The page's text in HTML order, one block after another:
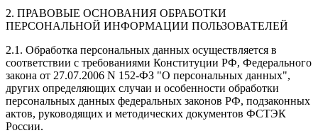
2. ПРАВОВЫЕ ОСНОВАНИЯ ОБРАБОТКИ
ПЕРСОНАЛЬНОЙ ИНФОРМАЦИИ ПОЛЬЗОВАТЕЛЕЙ
2.1. Обработка персональных данных осуществляется в
соответствии с требованиями Конституции РФ, Федерального
закона от 27.07.2006 N 152-ФЗ "О персональных данных",
других определяющих случаи и особенности обработки
персональных данных федеральных законов РФ, подзаконных
актов, руководящих и методических документов ФСТЭК
России.